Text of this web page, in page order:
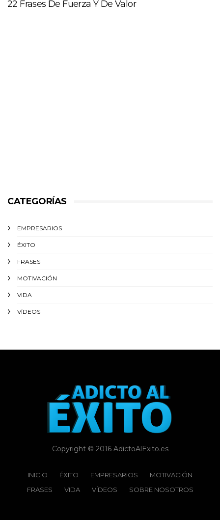
22 Frases De Fuerza Y De Valor
CATEGORÍAS
EMPRESARIOS
ÉXITO‬
FRASES
MOTIVACIÓN
VIDA
VÍDEOS
Copyright © 2016 AdictoAlExito.es
INICIO ÉXITO‬ EMPRESARIOS
MOTIVACIÓN
FRASES
VIDA VÍDEOS SOBRE NOSOTROS